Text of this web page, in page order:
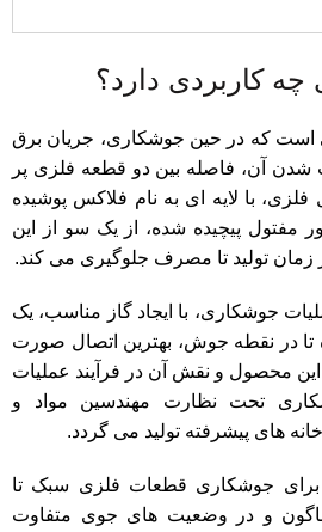
چه کاربردی دارد؟
است که در حین جوشکاری، جریان برق
شدن آن، فاصله بین دو قطعه فلزی پر
با لایه ای به نام فلاکس پوشیده
پیچیده شده، از یک سو از این
زمان تولید تا مصرف جلوگیری می کند.
جوشکاری، با ایجاد گاز مناسب، یک
تا در نقطه جوش، بهترین اتصال صورت
محصول و نقش آن در فرآیند عملیات
تحت نظارت مهندسین مواد و
های پیشرفته تولید می گردد.
برای جوشکاری قطعات فلزی سبک تا
و در وضعیت های جوی متفاوت